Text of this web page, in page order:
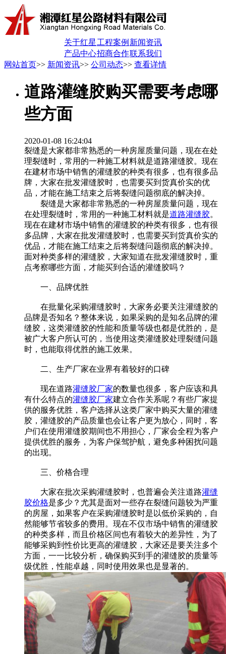
关于红星 工程案例 新闻资讯
产品中心招商合作联系我们
网站首页>> 新闻资讯>> 公司动态>> 查看详情
道路灌缝胶购买需要考虑哪
些方面
2020-01-08 16:24:04
裂缝是大家都非常熟悉的一种房屋质量问题，现在在处
理裂缝时，常用的一种施工材料就是道路灌缝胶。现在
在建材市场中销售的灌缝胶的种类有很多，也有很多品
牌，大家在批发灌缝胶时，也需要买到货真价实的优
品，才能在施工结束之后将裂缝问题彻底的解决掉。
裂缝是大家都非常熟悉的一种房屋质量问题，现在
在处理裂缝时，常用的一种施工材料就是道路灌缝胶。
现在在建材市场中销售的灌缝胶的种类有很多，也有很
多品牌，大家在批发灌缝胶时，也需要买到货真价实的
优品，才能在施工结束之后将裂缝问题彻底的解决掉。
面对种类多样的灌缝胶，大家知道在批发灌缝胶时，重
点考察哪些方面，才能买到合适的灌缝胶吗？
一、品牌优胜
在批量化采购灌缝胶时，大家务必要关注灌缝胶的
品牌是否知名？整体来说，如果采购的是知名品牌的灌
缝胶，这类灌缝胶的性能和质量等级也都是优胜的，是
被广大客户所认可的，当使用这类灌缝胶处理裂缝问题
时，也能取得优胜的施工效果。
二、生产厂家在业界有着较好的口碑
现在道路灌缝胶厂家的数量也很多，客户应该和具
有什么特点的灌缝胶厂家建立合作关系呢？有些厂家提
供的服务优胜，客户选择从这类厂家中购买大量的灌缝
胶，灌缝胶的产品质量也会让客户更为放心，同时，客
户们在使用灌缝胶期间也不用担心，厂家会全程为客户
提供优胜的服务，为客户保驾护航，避免多种困扰问题
的出现。
三、价格合理
大家在批次采购灌缝胶时，也普遍会关注道路灌缝
胶价格是多少？尤其是面对一些存在裂缝问题较为严重
的房屋，如果客户在采购灌缝胶时是以低价采购的，自
然能够节省较多的费用。现在不仅市场中销售的灌缝胶
的种类多样，而且价格区间也有着较大的差异性，为了
能够采购到性价比更高的灌缝胶，大家还是要关注多个
方面，一一比较分析，确保购买到手的灌缝胶的质量等
级优胜，性能卓越，同时使用效果也是显著的。